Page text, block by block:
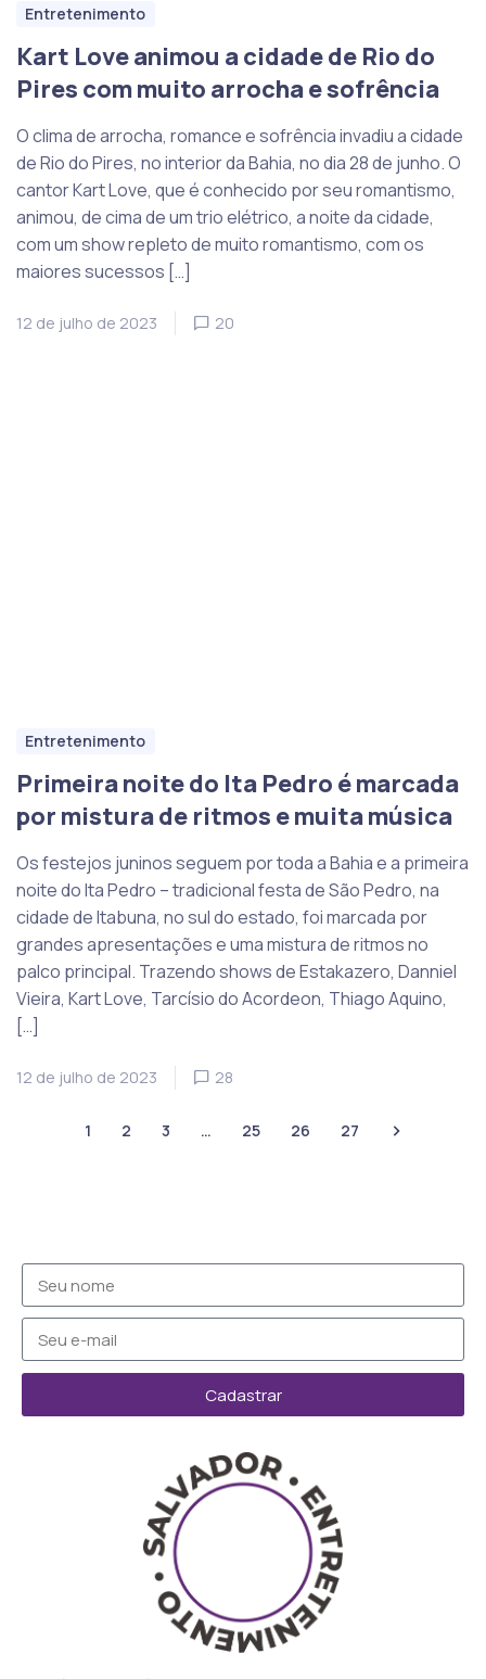
Entretenimento
Kart Love animou a cidade de Rio do
Pires com muito arrocha e sofrência
O clima de arrocha, romance e sofrência invadiu a cidade
de Rio do Pires, no interior da Bahia, no dia 28 de junho. O
cantor Kart Love, que é conhecido por seu romantismo,
animou, de cima de um trio elétrico, a noite da cidade,
com um show repleto de muito romantismo, com os
maiores sucessos […]
12 de julho de 2023 20
Entretenimento
Primeira noite do Ita Pedro é marcada
por mistura de ritmos e muita música
Os festejos juninos seguem por toda a Bahia e a primeira
noite do Ita Pedro – tradicional festa de São Pedro, na
cidade de Itabuna, no sul do estado, foi marcada por
grandes apresentações e uma mistura de ritmos no
palco principal. Trazendo shows de Estakazero, Danniel
Vieira, Kart Love, Tarcísio do Acordeon, Thiago Aquino,
[…]
12 de julho de 2023 28
1 2 3 … 25 26 27
Cadastrar